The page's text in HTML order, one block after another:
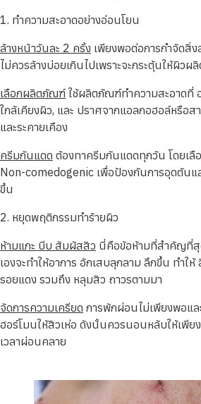
1. ทำความสะอาดอย่างอ่อนโยน
ล้างหน้าวันละ 2 ครั้ง เพียงพอต่อการกำจัดสิ่
ไม่ควรล้างบ่อยเกินไปเพราะจะกระตุ้นให้ผิว
เลือกผลิตภัณฑ์ใช้ผลิตภัณฑ์ทำความสะอาดที่
ใกล้เคียงผิว, และ ปราศจากแอลกอฮอล์หรือส
และระคายเคือง
ครีมกันแดด ต้องทาครีมกันแดดทุกวัน โดยเลื
Non-comedogenic เพื่อป้องกันการอุดตันแ
ขึ้น
2. หยุดพฤติกรรมทำร้ายผิว
ห้ามแกะ บีบ สัมผัสสิว นี่คือข้อห้ามที่สำคัญที่สุ
เองจะทำให้อาการ อักเสบลุกลาม ลึกขึ้น ทำให้
รอยแดง รวมถึง หลุมสิว ถาวรตามมา
จัดการความเครียด การพักผ่อนไม่เพียงพอแล
ฮอร์โมนให้สิวเห่อ ดังนั้นควรนอนหลับให้เพีย
เวลาผ่อนคลาย